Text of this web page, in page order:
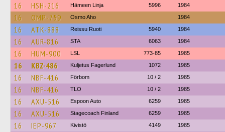
16 HSH-216 Hämeen Linja 5996 1984
16 OMP-759 Osmo Aho 1984
16 ATK-888 Reissu Ruoti 5940 1984
16 AUR-816 STA 6063 1984
16 HUM-900 LSL 773-85 1985
16 KBZ-486 Kuljetus Fagerlund 1072 1985
16 NBF-416 Förbom 10 / 2 1985
16 NBF-416 TLO 10 / 2 1985
16 AXU-516 Espoon Auto 6259 1985
16 AXU-516 Stagecoach Finland 6259 1985
16 IEP-967 Kivistö 4149 1985